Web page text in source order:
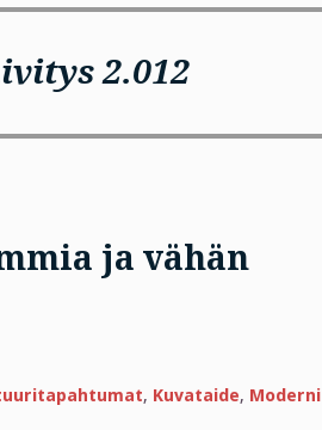
2.012
ja vähän
, Kuvataide, Moderni